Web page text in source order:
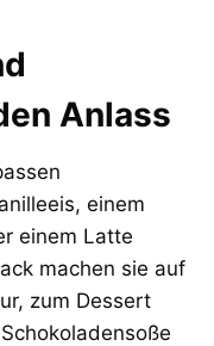
Anlass
einem
einem Latte
machen sie auf
zum Dessert